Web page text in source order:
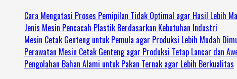
Cara Mengatasi Proses Pemipilan Tidak Optimal agar Hasil Lebih
Jenis Mesin Pencacah Plastik Berdasarkan Kebutuhan Industri
Mesin Cetak Genteng untuk Pemula agar Produksi Lebih Mudah
Perawatan Mesin Cetak Genteng agar Produksi Tetap Lancar dan
Pengolahan Bahan Alami untuk Pakan Ternak agar Lebih Berkualitas